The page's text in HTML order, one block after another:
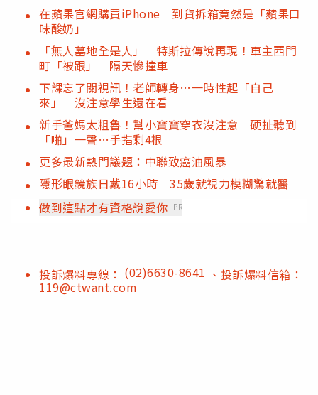
在蘋果官網購買iPhone 到貨拆箱竟然是「蘋果口
味酸奶」
「無人墓地全是人」 特斯拉傳說再現！車主西門
町「被跟」 隔天慘撞車
下課忘了關視訊！老師轉身…一時性起「自己
來」 沒注意學生還在看
新手爸媽太粗魯！幫小寶寶穿衣沒注意 硬扯聽到
「啪」一聲…手指剩4根
更多最新熱門議題：中聯致癌油風暴
隱形眼鏡族日戴16小時 35歲就視力模糊驚就醫
做到這點才有資格說愛你 PR
投訴爆料專線： (02)6630-8641 、投訴爆料信箱：
119@ctwant.com